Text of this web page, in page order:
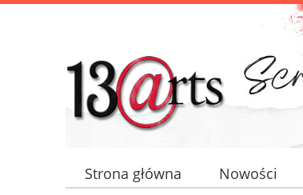
Strona główna Nowości